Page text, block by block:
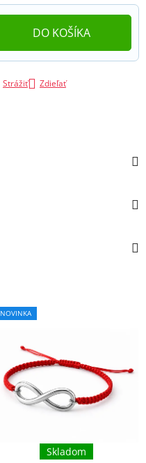
DO KOŠÍKA
Strážiť Zdieľať
NOVINKA
Skladom